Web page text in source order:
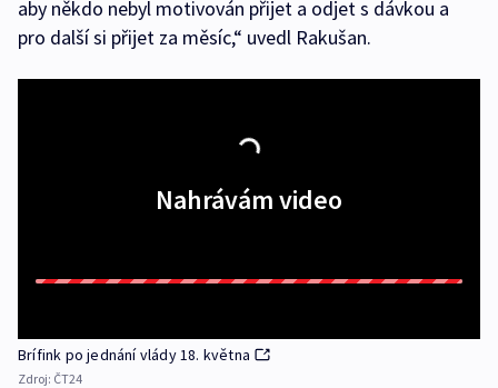
aby někdo nebyl motivován přijet a odjet s dávkou a
pro další si přijet za měsíc,“ uvedl Rakušan.
Nahrávám video
Brífink po jednání vlády 18. května
Zdroj: ČT24